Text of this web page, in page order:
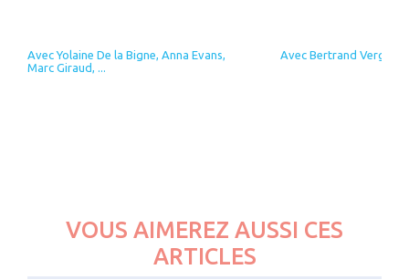
Avec Yolaine De la Bigne, Anna Evans,
Marc Giraud, ...
Avec Bertrand Vergely
VOUS AIMEREZ AUSSI CES
ARTICLES